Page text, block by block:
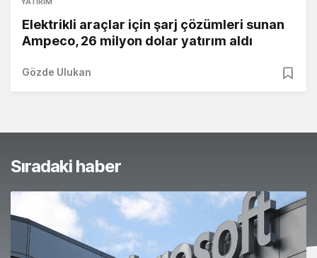
Elektrikli araçlar için şarj çözümleri sunan
Ampeco, 26 milyon dolar yatırım aldı
Gözde Ulukan
Sıradaki haber